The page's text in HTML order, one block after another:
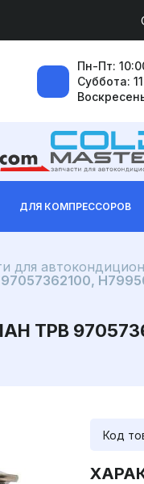
Пн-Пт:
Суббота:
ДЛЯ КОМПРЕССОРОВ
для
Код